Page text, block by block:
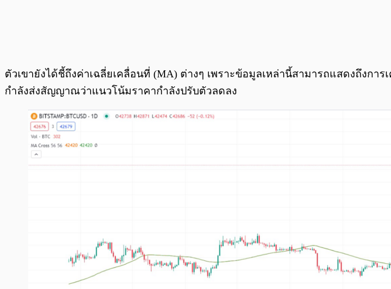
ตัวเขายังได้ชี้ถึงค่าเฉลี่ยเคลื่อนที่ (MA) ต่างๆ เพราะข้อมูลเหล่านี้สามารถแสดงถึงก
กำลังส่งสัญญาณว่าแนวโน้มราคากำลังปรับตัวลดลง